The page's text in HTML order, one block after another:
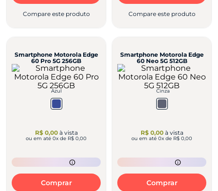
Compare este produto Compare este produto
Smartphone Motorola Edge
60 Pro 5G 256GB
Azul
R$ 0,00à vista
ou em até 0x de R$ 0,00
Comprar
Smartphone Motorola Edge
60 Neo 5G 512GB
Cinza
R$ 0,00à vista
ou em até 0x de R$ 0,00
Comprar